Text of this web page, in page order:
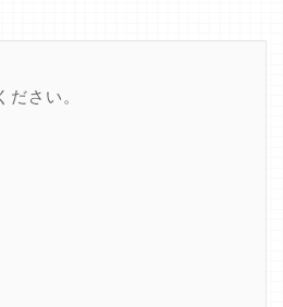
さい。